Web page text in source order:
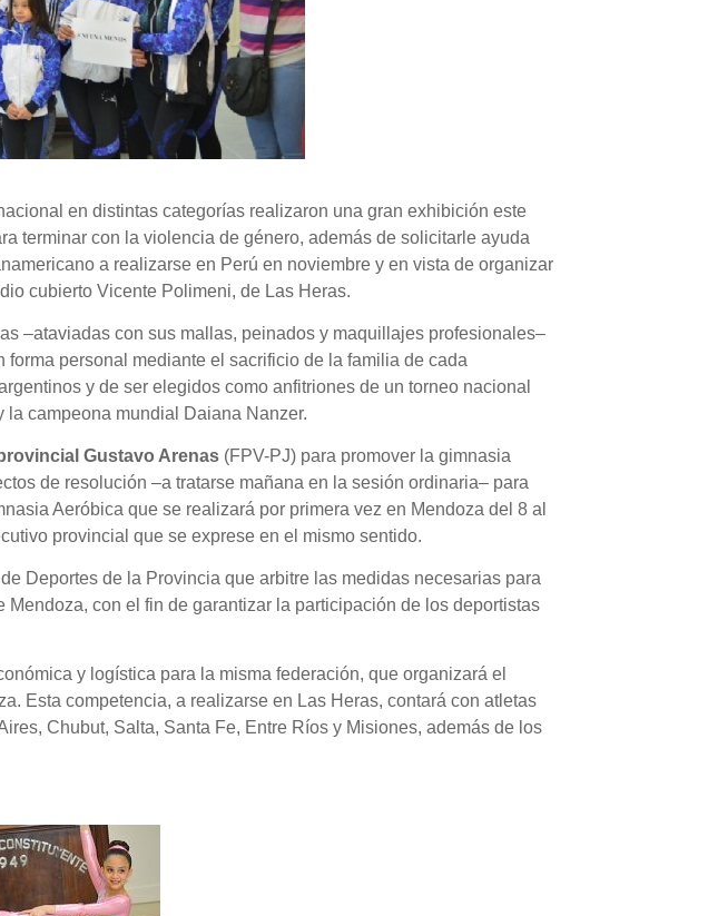
en distintas categorías realizaron una gran exhibición este
terminar con la violencia de género, además de solicitarle ayuda
a realizarse en Perú en noviembre y en vista de organizar
cubierto Vicente Polimeni, de Las Heras.
–ataviadas con sus mallas, peinados y maquillajes profesionales–
personal mediante el sacrificio de la familia de cada
y de ser elegidos como anfitriones de un torneo nacional
campeona mundial Daiana Nanzer.
Gustavo Arenas (FPV-PJ) para promover la gimnasia
de resolución –a tratarse mañana en la sesión ordinaria– para
Aeróbica que se realizará por primera vez en Mendoza del 8 al
provincial que se exprese en el mismo sentido.
Deportes de la Provincia que arbitre las medidas necesarias para
con el fin de garantizar la participación de los deportistas
y logística para la misma federación, que organizará el
Esta competencia, a realizarse en Las Heras, contará con atletas
Chubut, Salta, Santa Fe, Entre Ríos y Misiones, además de los